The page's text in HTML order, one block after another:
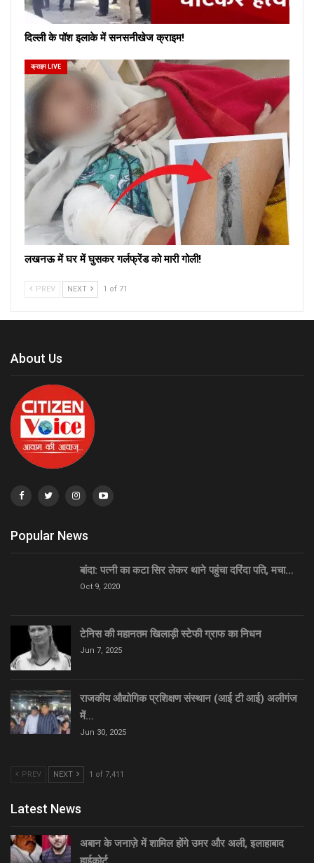
दिल्ली के पॉश इलाके में सनसनीखेज क्राइम!
क्राइम LIVE
लखनऊ में घर में घुसकर गर्लफ्रेंड को मारी गोली!
PREV NEXT 1 of 71
About Us
Popular News
बांदा: पत्नी का कटा सिर लेकर थाने पहुंचा दरिंदा पति, मचा…
Oct 9, 2020
टेनिस की महानतम खिलाड़ी स्टेफी ग्राफ का निधन
Jun 7, 2025
राजकीय औद्योगिक प्रशिक्षण संस्थान (आई टी आई) अलीगंज
में…
Jun 30, 2025
PREV NEXT 1 of 7,411
Latest News
अबान के जनाज़े में शामिल होंगे उमर और अली, इलाहाबाद